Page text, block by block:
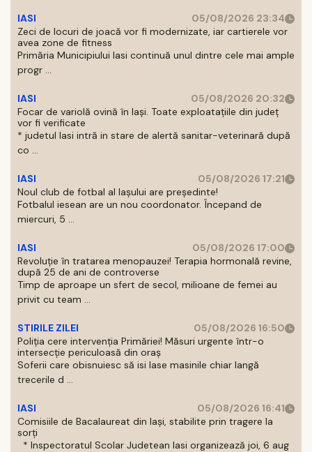
IASI
05/08/2026 23:34
Zeci de locuri de joacă vor fi modernizate, iar cartierele vor
avea zone de fitness
Primăria Municipiului Iasi continuă unul dintre cele mai ample
progr ...
IASI
05/08/2026 20:32
Focar de variolă ovină în Iași. Toate exploatațiile din județ
vor fi verificate
* judetul Iasi intră in stare de alertă sanitar-veterinară după
co ...
IASI
05/08/2026 17:21
Noul club de fotbal al Iașului are președinte!
Fotbalul iesean are un nou coordonator. Începand de
miercuri, 5 ...
IASI
05/08/2026 17:00
Revoluție în tratarea menopauzei! Terapia hormonală revine,
după 25 de ani de controverse
Timp de aproape un sfert de secol, milioane de femei au
privit cu team ...
STIRILE ZILEI
05/08/2026 16:50
Poliția cere intervenția Primăriei! Măsuri urgente într-o
intersecție periculoasă din oraș
Soferii care obisnuiesc să isi lase masinile chiar langă
trecerile d ...
IASI
05/08/2026 16:41
Comisiile de Bacalaureat din Iași, stabilite prin tragere la
sorți
* Inspectoratul Scolar Judetean Iasi organizează joi, 6 aug